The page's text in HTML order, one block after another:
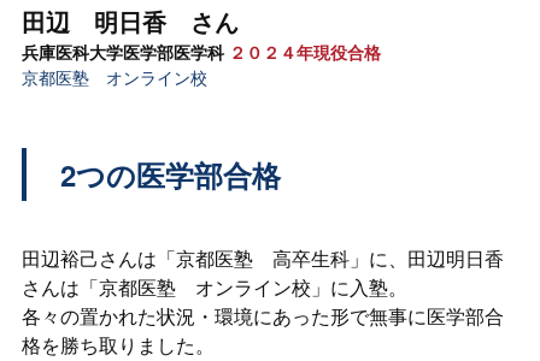
京都医塾 オンライン校
田辺 明日香 さん
兵庫医科大学医学部医学科 ２０２４年現役合格
2つの医学部合格
田辺裕己さんは「京都医塾 高卒生科」に、田辺明日香
さんは「京都医塾 オンライン校」に入塾。
各々の置かれた状況・環境にあった形で無事に医学部合
格を勝ち取りました。